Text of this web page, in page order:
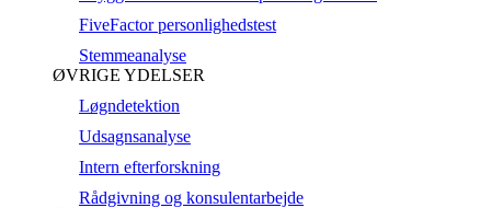
FiveFactor personlighedstest
Stemmeanalyse
ØVRIGE YDELSER
Løgndetektion
Udsagnsanalyse
Intern efterforskning
Rådgivning og konsulentarbejde